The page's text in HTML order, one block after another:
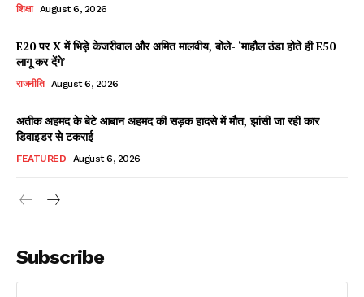
Facebook
X WhatsApp
Read Latest News on AIN
शिक्षा August 6, 2026
E20 पर X में भिड़े केजरीवाल और अमित मालवीय, बोले- ‘माहौल ठंडा होते ही E50
लागू कर देंगे’
राजनीति August 6, 2026
अतीक अहमद के बेटे आबान अहमद की सड़क हादसे में मौत, झांसी जा रही कार
डिवाइडर से टकराई
FEATURED August 6, 2026
Subscribe